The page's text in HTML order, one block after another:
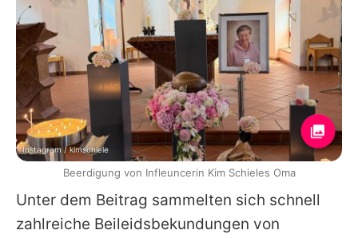
Unter dem Beitrag sammelten sich schnell
zahlreiche Beileidsbekundungen von
Instagram / kimschiele
Beerdigung von Infleuncerin Kim Schieles Oma